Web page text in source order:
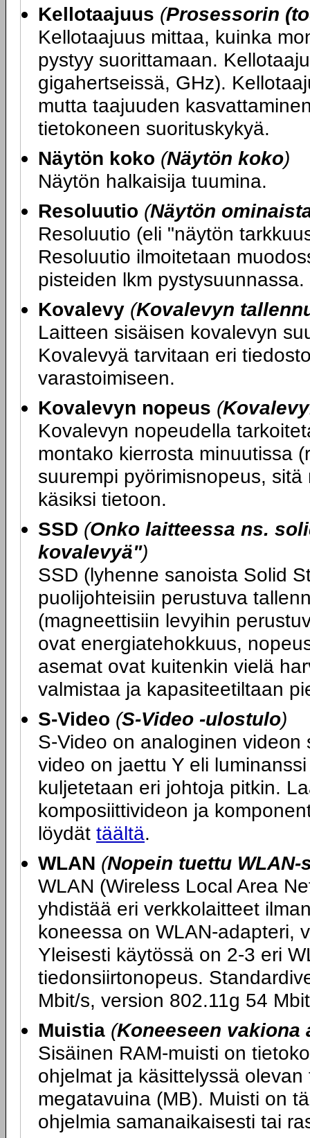
Kellotaajuus (Prosessorin
Kellotaajuus mittaa, kuinka
pystyy suorittamaan.
gigahertseissä, GHz).
mutta taajuuden
tietokoneen suorituskykyä.
Näytön koko (Näytön koko)
Näytön halkaisija tuumina.
Resoluutio (Näytön
Resoluutio (eli "näytön
Resoluutio ilmoitetaan
pisteiden lkm pystysuunnassa.
Kovalevy (Kovalevyn
Laitteen sisäisen kovalevyn
Kovalevyä tarvitaan eri
varastoimiseen.
Kovalevyn nopeus (
Kovalevyn nopeudella
montako kierrosta minuutissa
suurempi pyörimisnopeus,
käsiksi tietoon.
SSD (Onko laitteessa ns.
kovalevyä")
SSD (lyhenne sanoista Solid
puolijohteisiin perustuva
(magneettisiin levyihin
ovat energiatehokkuus,
asemat ovat kuitenkin vielä
valmistaa ja kapasiteetiltaan
S-Video (S-Video -ulostulo)
S-Video on analoginen
video on jaettu Y eli
kuljetetaan eri johtoja pitkin.
komposiittivideon ja
löydät täältä.
WLAN (Nopein tuettu WLAN-
WLAN (Wireless Local Area
yhdistää eri verkkolaitteet
koneessa on WLAN-adapteri,
Yleisesti käytössä on 2-3 eri
tiedonsiirtonopeus.
Mbit/s, version 802.11g 54
Muistia (Koneeseen vakiona
Sisäinen RAM-muisti on
ohjelmat ja käsittelyssä
megatavuina (MB). Muisti on
ohjelmia samanaikaisesti tai